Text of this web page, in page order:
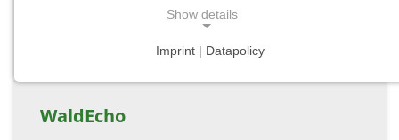
WaldEcho
Show details
Imprint | Datapolicy